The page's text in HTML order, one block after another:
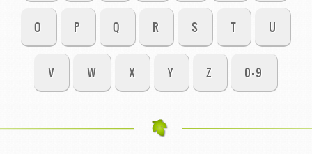
O P Q R S T U
V W X Y Z 0-9